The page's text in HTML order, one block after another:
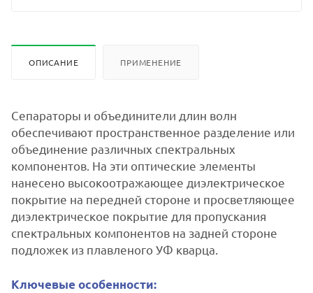
ОПИСАНИЕ ПРИМЕНЕНИЕ
Сепараторы и объединители длин волн
обеспечивают пространственное разделение или
объединение различных спектральных
компонентов. На эти оптические элементы
нанесено высокоотражающее диэлектрическое
покрытие на передней стороне и просветляющее
диэлектрическое покрытие для пропускания
спектральных компонентов на задней стороне
подложек из плавленого УФ кварца.
Ключевые особенности: